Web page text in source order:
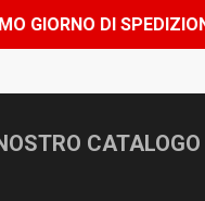
7 AGOSTO,